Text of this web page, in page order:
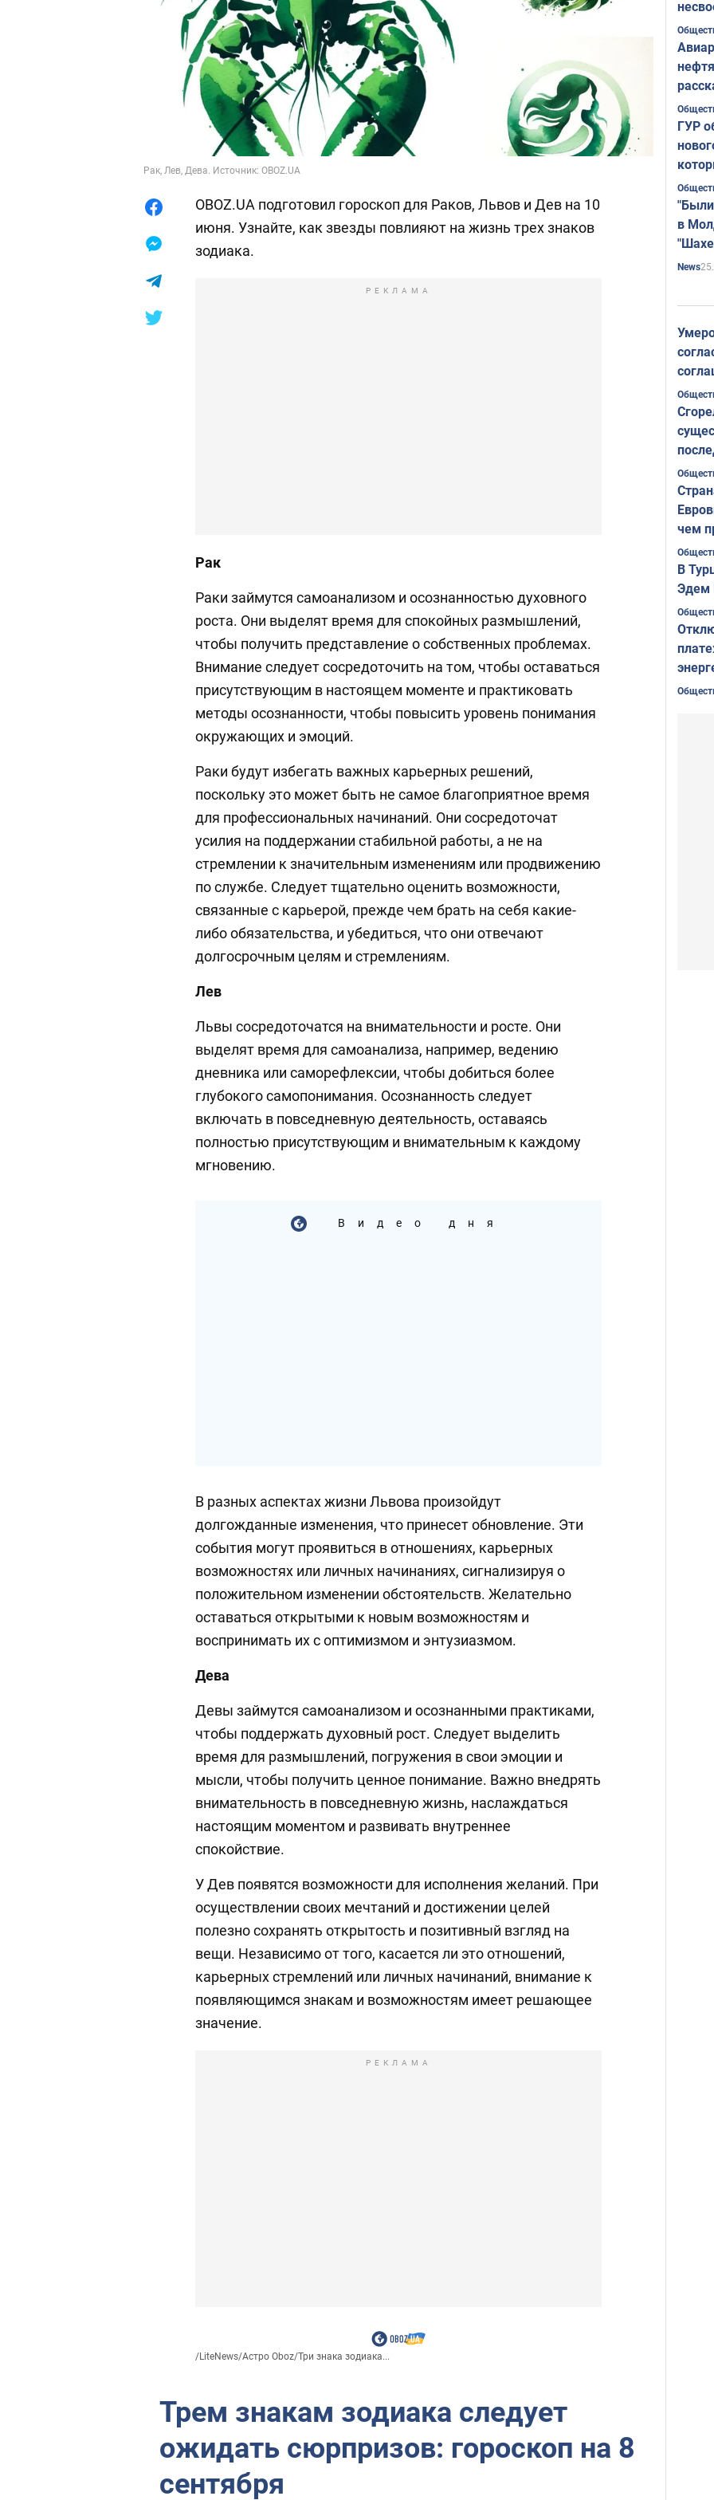
Рак, Лев, Дева. Источник: OBOZ.UA
OBOZ.UA подготовил гороскоп для Раков, Львов и Дев на 10
июня. Узнайте, как звезды повлияют на жизнь трех знаков
зодиака.
РЕКЛАМА
Рак
Раки займутся самоанализом и осознанностью духовного
роста. Они выделят время для спокойных размышлений,
чтобы получить представление о собственных проблемах.
Внимание следует сосредоточить на том, чтобы оставаться
присутствующим в настоящем моменте и практиковать
методы осознанности, чтобы повысить уровень понимания
окружающих и эмоций.
Раки будут избегать важных карьерных решений,
поскольку это может быть не самое благоприятное время
для профессиональных начинаний. Они сосредоточат
усилия на поддержании стабильной работы, а не на
стремлении к значительным изменениям или продвижению
по службе. Следует тщательно оценить возможности,
связанные с карьерой, прежде чем брать на себя какие-
либо обязательства, и убедиться, что они отвечают
долгосрочным целям и стремлениям.
Лев
Львы сосредоточатся на внимательности и росте. Они
выделят время для самоанализа, например, ведению
дневника или саморефлексии, чтобы добиться более
глубокого самопонимания. Осознанность следует
включать в повседневную деятельность, оставаясь
полностью присутствующим и внимательным к каждому
мгновению.
Видео дня
В разных аспектах жизни Львова произойдут
долгожданные изменения, что принесет обновление. Эти
события могут проявиться в отношениях, карьерных
возможностях или личных начинаниях, сигнализируя о
положительном изменении обстоятельств. Желательно
оставаться открытыми к новым возможностям и
воспринимать их с оптимизмом и энтузиазмом.
Дева
Девы займутся самоанализом и осознанными практиками,
чтобы поддержать духовный рост. Следует выделить
время для размышлений, погружения в свои эмоции и
мысли, чтобы получить ценное понимание. Важно внедрять
внимательность в повседневную жизнь, наслаждаться
настоящим моментом и развивать внутреннее
спокойствие.
У Дев появятся возможности для исполнения желаний. При
осуществлении своих мечтаний и достижении целей
полезно сохранять открытость и позитивный взгляд на
вещи. Независимо от того, касается ли это отношений,
карьерных стремлений или личных начинаний, внимание к
появляющимся знакам и возможностям имеет решающее
значение.
РЕКЛАМА
/LiteNews/Астро Oboz/Три знака зодиака...
Трем знакам зодиака следует
ожидать сюрпризов: гороскоп на 8
сентября
ГУР
в
News
чем
В
Эдем